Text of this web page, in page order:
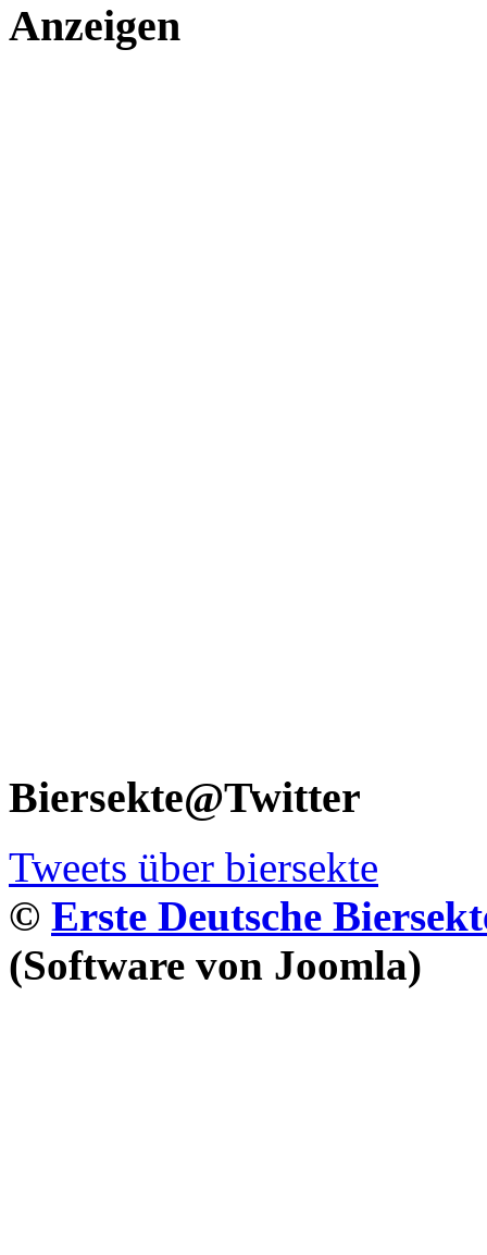
Anzeigen
Biersekte@Twitter
Tweets über biersekte
© Erste Deutsche
(Software von Joomla)